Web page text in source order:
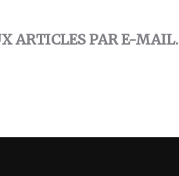
ARTICLES PAR E-MAIL.